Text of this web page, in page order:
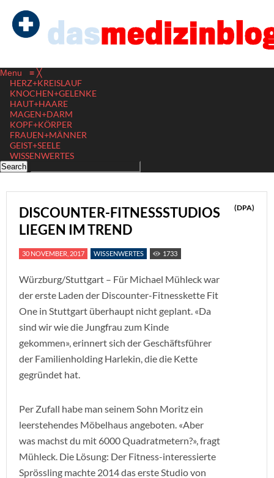
Menu ≡ ╳
HERZ+KREISLAUF
KNOCHEN+GELENKE
HAUT+HAARE
MAGEN+DARM
KOPF+KÖRPER
FRAUEN+MÄNNER
GEIST+SEELE
WISSENWERTES
DISCOUNTER-FITNESSSTUDIOS
LIEGEN IM TREND
(DPA)
30 NOVEMBER, 2017 WISSENWERTES 1733
Würzburg/Stuttgart – Für Michael Mühleck war
der erste Laden der Discounter-Fitnesskette Fit
One in Stuttgart überhaupt nicht geplant. «Da
sind wir wie die Jungfrau zum Kinde
gekommen», erinnert sich der Geschäftsführer
der Familienholding Harlekin, die die Kette
gegründet hat.
Per Zufall habe man seinem Sohn Moritz ein
leerstehendes Möbelhaus angeboten. «Aber
was machst du mit 6000 Quadratmetern?», fragt
Mühleck. Die Lösung: Der Fitness-interessierte
Sprössling machte 2014 das erste Studio von